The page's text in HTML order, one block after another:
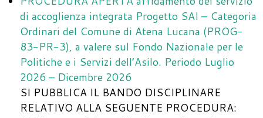
di accoglienza integrata Progetto SAI – Categoria
Ordinari del Comune di Atena Lucana (PROG-
83-PR-3), a valere sul Fondo Nazionale per le
Politiche e i Servizi dell’Asilo. Periodo Luglio
2026 – Dicembre 2026
SI PUBBLICA IL BANDO DISCIPLINARE
RELATIVO ALLA SEGUENTE PROCEDURA: